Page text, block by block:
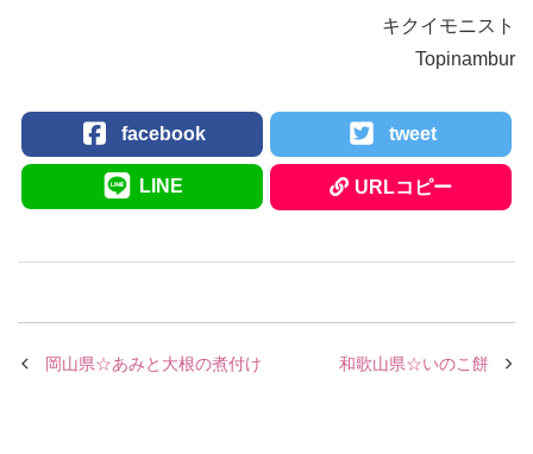
キクイモニスト
Topinambur
facebook tweet
LINE URLコピー
岡山県☆あみと大根の煮付け 和歌山県☆いのこ餅